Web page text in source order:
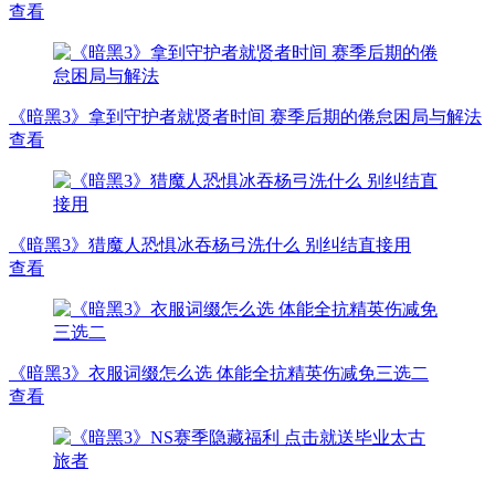
查看
《暗黑3》拿到守护者就贤者时间 赛季后期的倦怠困局与解法
查看
《暗黑3》猎魔人恐惧冰吞杨弓洗什么 别纠结直接用
查看
《暗黑3》衣服词缀怎么选 体能全抗精英伤减免三选二
查看